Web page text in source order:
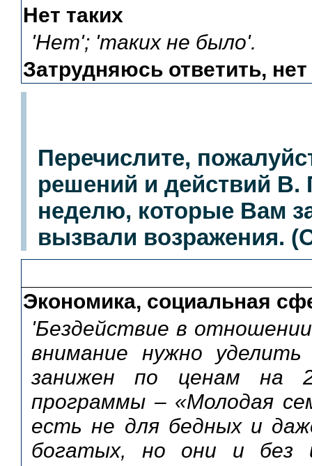
Нет таких
'Нет'; 'таких не было'.
Затрудняюсь ответить, нет
Перечислите,
решений и действий
неделю, которые Вам
вызвали возражения.
Экономика, социальная
'Бездействие в
внимание нужно
занижен по ценам на
программы – «Молодая
есть не для бедных и
богатых, но они и без